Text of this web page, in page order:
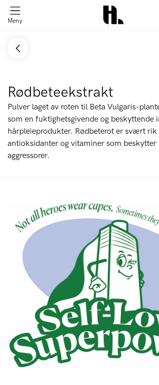
Meny
Rødbeteekstrakt
Pulver laget av roten til Beta Vulgaris-
som en fuktighetsgivende og beskyttende
hårpleieprodukter. Rødbeterot er svært rik
antioksidanter og vitaminer som beskytter
aggressorer.